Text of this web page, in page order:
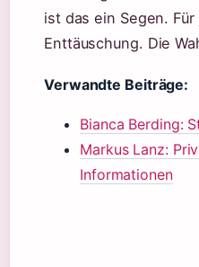
ist das ein Segen.
Enttäuschung. Die
Verwandte Beiträge:
Bianca Berding:
Markus Lanz:
Informationen